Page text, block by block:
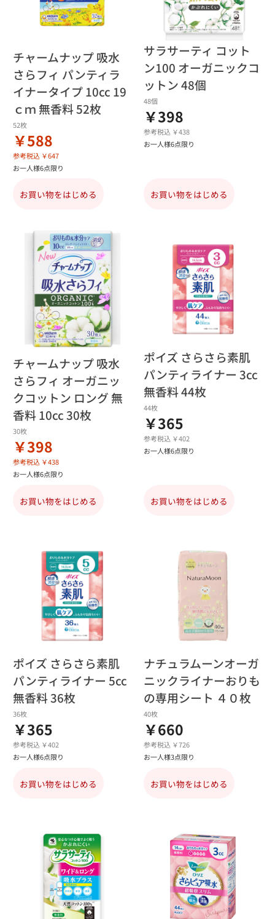
チャームナップ 吸水
さらフィ パンティラ
イナータイプ 10cc 19
ｃｍ 無香料 52枚
52枚
￥588
参考税込 ￥647
お一人様6点限り
お買い物をはじめる
サラサーティ コット
ン100 オーガニックコ
ットン 48個
48個
￥398
参考税込 ￥438
お一人様6点限り
お買い物をはじめる
チャームナップ 吸水
さらフィ オーガニッ
クコットン ロング 無
香料 10cc 30枚
30枚
￥398
参考税込 ￥438
お一人様6点限り
お買い物をはじめる
ポイズ さらさら素肌
パンティライナー 3cc
無香料 44枚
44枚
￥365
参考税込 ￥402
お一人様6点限り
お買い物をはじめる
ポイズ さらさら素肌
パンティライナー 5cc
無香料 36枚
36枚
￥365
参考税込 ￥402
お一人様6点限り
お買い物をはじめる
ナチュラムーンオーガ
ニックライナーおりも
の専用シート ４０枚
40枚
￥660
参考税込 ￥726
お一人様3点限り
お買い物をはじめる